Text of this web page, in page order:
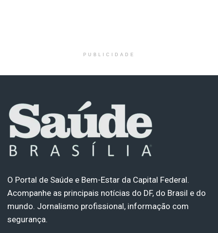
PUBLICIDADE
O Portal de Saúde e Bem-Estar da Capital Federal.
Acompanhe as principais notícias do DF, do Brasil e do
mundo. Jornalismo profissional, informação com
segurança.